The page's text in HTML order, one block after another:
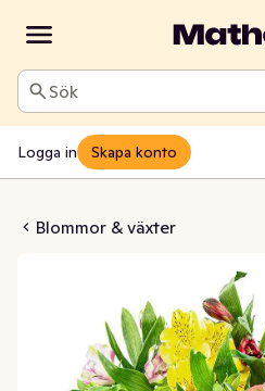
Sök
Logga in Skapa konto
Blommor & växter
mixbukett